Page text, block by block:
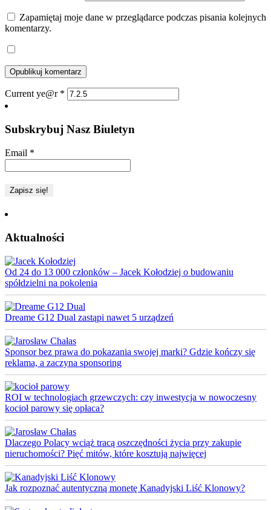
Zapamiętaj moje dane w przeglądarce podczas pisania kolejnych
komentarzy.
Current ye@r *
Subskrybuj Nasz Biuletyn
Email *
Aktualności
Od 24 do 13 000 członków – Jacek Kołodziej o budowaniu
spółdzielni na pokolenia
Dreame G12 Dual zastąpi nawet 5 urządzeń
Sponsor bez prawa do pokazania swojej marki? Gdzie kończy się
reklama, a zaczyna sponsoring
ROI w technologiach grzewczych: czy inwestycja w nowoczesny
kocioł parowy się opłaca?
Dlaczego Polacy wciąż tracą oszczędności życia przy zakupie
nieruchomości? Pięć mitów, które kosztują najwięcej
Jak rozpoznać autentyczną monetę Kanadyjski Liść Klonowy?